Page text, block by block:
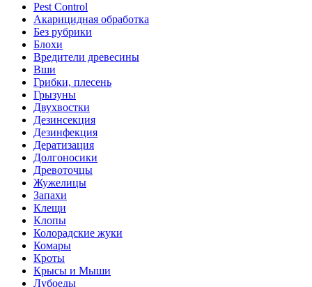
Pest Control
Акарицидная обработка
Без рубрики
Блохи
Вредители древесины
Вши
Грибки, плесень
Грызуны
Двухвостки
Дезинсекция
Дезинфекция
Дератизация
Долгоносики
Древоточцы
Жужелицы
Запахи
Клещи
Клопы
Колорадские жуки
Комары
Кроты
Крысы и Мыши
Лубоеды